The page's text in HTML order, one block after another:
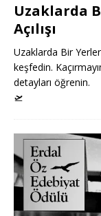
Uzaklarda
Açılışı
Uzaklarda Bir
keşfedin.
detayları öğrenin.
🛫